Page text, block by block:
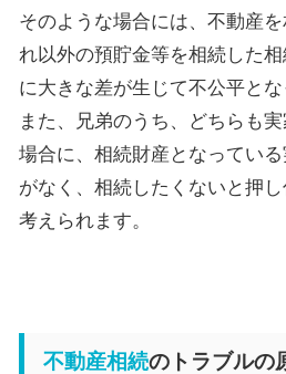
そのような場合には、不動産
れ以外の預貯金等を相続した
に大きな差が生じて不公平とな
また、兄弟のうち、どちらも
場合に、相続財産となってい
がなく、相続したくないと押
考えられます。
不動産相続のトラブルの